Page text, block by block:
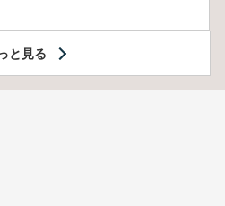
と見る